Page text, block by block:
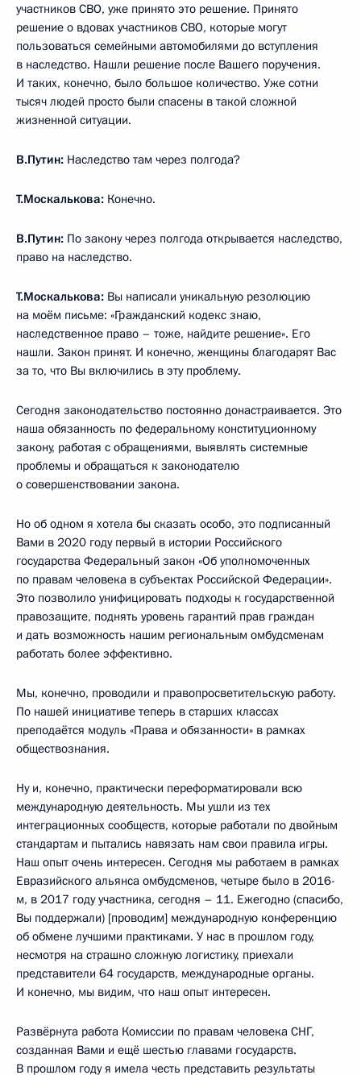
участников СВО, уже принято это решение. Принято
решение о вдовах участников СВО, которые могут
пользоваться семейными автомобилями до вступления
в наследство. Нашли решение после Вашего поручения.
И таких, конечно, было большое количество. Уже сотни
тысяч людей просто были спасены в такой сложной
жизненной ситуации.
В.Путин: Наследство там через полгода?
Т.Москалькова: Конечно.
В.Путин: По закону через полгода открывается наследство,
право на наследство.
Т.Москалькова: Вы написали уникальную резолюцию
на моём письме: «Гражданский кодекс знаю,
наследственное право – тоже, найдите решение». Его
нашли. Закон принят. И конечно, женщины благодарят Вас
за то, что Вы включились в эту проблему.
Сегодня законодательство постоянно донастраивается. Это
наша обязанность по федеральному конституционному
закону, работая с обращениями, выявлять системные
проблемы и обращаться к законодателю
о совершенствовании закона.
Но об одном я хотела бы сказать особо, это подписанный
Вами в 2020 году первый в истории Российского
государства Федеральный закон «Об уполномоченных
по правам человека в субъектах Российской Федерации».
Это позволило унифицировать подходы к государственной
правозащите, поднять уровень гарантий прав граждан
и дать возможность нашим региональным омбудсменам
работать более эффективно.
Мы, конечно, проводили и правопросветительскую работу.
По нашей инициативе теперь в старших классах
преподаётся модуль «Права и обязанности» в рамках
обществознания.
Ну и, конечно, практически переформатировали всю
международную деятельность. Мы ушли из тех
интеграционных сообществ, которые работали по двойным
стандартам и пытались навязать нам свои правила игры.
Наш опыт очень интересен. Сегодня мы работаем в рамках
Евразийского альянса омбудсменов, четыре было в 2016-
м, в 2017 году участника, сегодня – 11. Ежегодно (спасибо,
Вы поддержали) [проводим] международную конференцию
об обмене лучшими практиками. У нас в прошлом году,
несмотря на страшно сложную логистику, приехали
представители 64 государств, международные органы.
И конечно, мы видим, что наш опыт интересен.
Развёрнута работа Комиссии по правам человека СНГ,
созданная Вами и ещё шестью главами государств.
В прошлом году я имела честь представить результаты